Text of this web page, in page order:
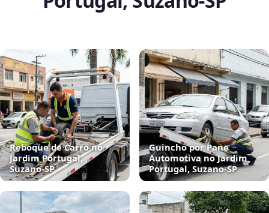
Reboque de Carro no
Jardim Portugal,
Suzano‑SP
Guincho por Pane
Automotiva no Jardim
Portugal, Suzano‑SP